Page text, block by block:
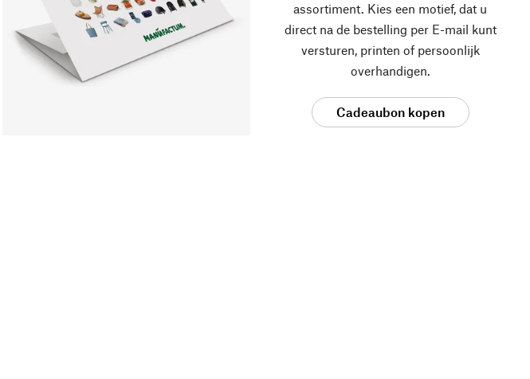
assortiment. Kies een motief, dat u
direct na de bestelling per E-mail kunt
versturen, printen of persoonlijk
overhandigen.
Cadeaubon kopen